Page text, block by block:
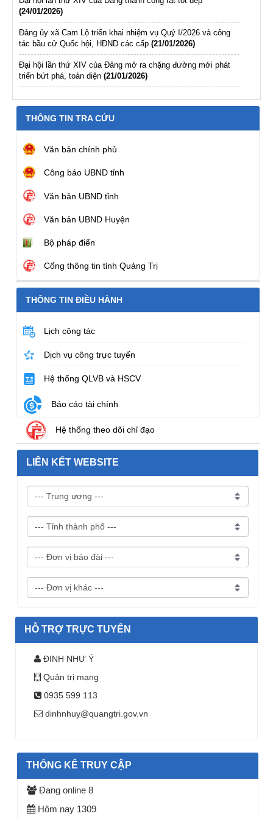
(24/01/2026)
Đảng ủy xã Cam Lộ triển khai nhiệm vụ Quý I/2026 và công
tác bầu cử Quốc hội, HĐND các cấp (21/01/2026)
Đại hội lần thứ XIV của Đảng mở ra chặng đường mới phát
triển bứt phá, toàn diện (21/01/2026)
THÔNG TIN TRA CỨU
Văn bản chính phủ
Công báo UBND tỉnh
Văn bản UBND tỉnh
Văn bản UBND Huyện
Bộ pháp điển
Cổng thông tin tỉnh Quảng Trị
THÔNG TIN ĐIỀU HÀNH
Lịch công tác
Dịch vụ công trực tuyến
Hệ thống QLVB và HSCV
Báo cáo tài chính
Hệ thống theo dõi chỉ đạo
LIÊN KẾT WEBSITE
HỖ TRỢ TRỰC TUYẾN
ĐINH NHƯ Ý
Quản trị mạng
0935 599 113
dinhnhuy@quangtri.gov.vn
THỐNG KÊ TRUY CẬP
Đang online 8
Hôm nay 1309